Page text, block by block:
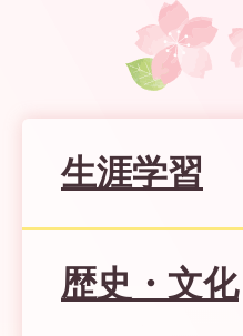
生涯学習
歴史・文化